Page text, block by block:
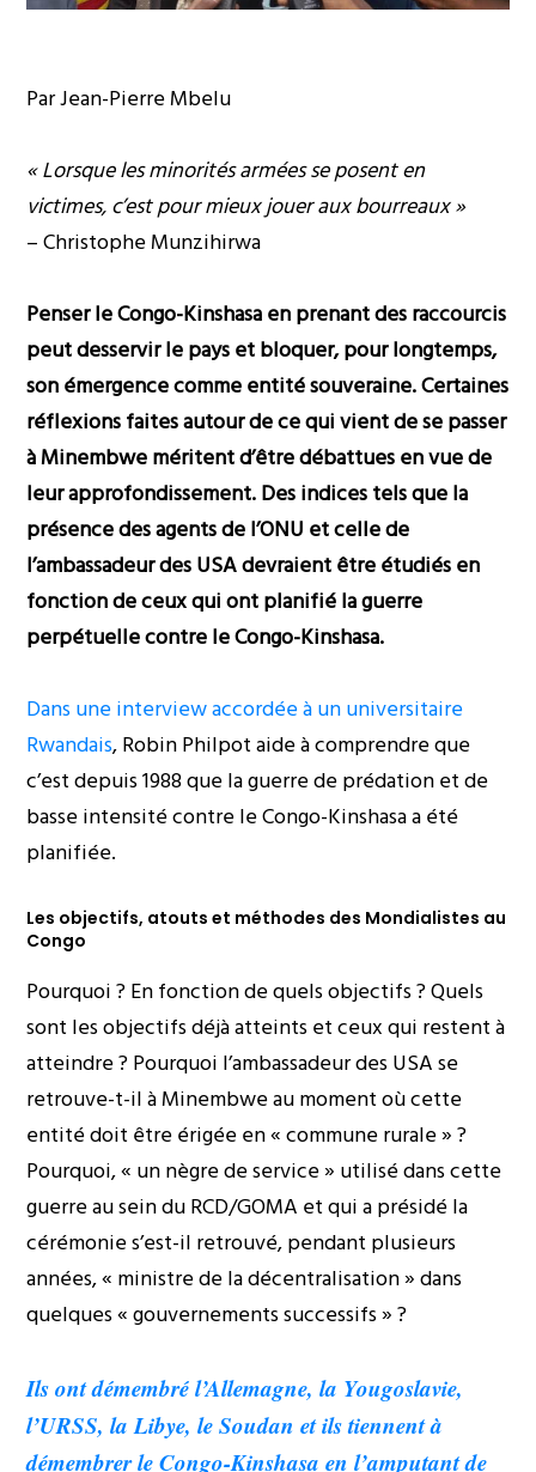
Par Jean-Pierre Mbelu
« Lorsque les minorités armées se posent en
victimes, c’est pour mieux jouer aux bourreaux »
– Christophe Munzihirwa
Penser le Congo-Kinshasa en prenant des raccourcis
peut desservir le pays et bloquer, pour longtemps,
son émergence comme entité souveraine. Certaines
réflexions faites autour de ce qui vient de se passer
à Minembwe méritent d’être débattues en vue de
leur approfondissement. Des indices tels que la
présence des agents de l’ONU et celle de
l’ambassadeur des USA devraient être étudiés en
fonction de ceux qui ont planifié la guerre
perpétuelle contre le Congo-Kinshasa.
Dans une interview accordée à un universitaire
Rwandais, Robin Philpot aide à comprendre que
c’est depuis 1988 que la guerre de prédation et de
basse intensité contre le Congo-Kinshasa a été
planifiée.
Les objectifs, atouts et méthodes des Mondialistes au
Congo
Pourquoi ? En fonction de quels objectifs ? Quels
sont les objectifs déjà atteints et ceux qui restent à
atteindre ? Pourquoi l’ambassadeur des USA se
retrouve-t-il à Minembwe au moment où cette
entité doit être érigée en « commune rurale » ?
Pourquoi, « un nègre de service » utilisé dans cette
guerre au sein du RCD/GOMA et qui a présidé la
cérémonie s’est-il retrouvé, pendant plusieurs
années, « ministre de la décentralisation » dans
quelques « gouvernements successifs » ?
Ils ont démembré l’Allemagne, la Yougoslavie,
l’URSS, la Libye, le Soudan et ils tiennent à
démembrer le Congo-Kinshasa en l’amputant de